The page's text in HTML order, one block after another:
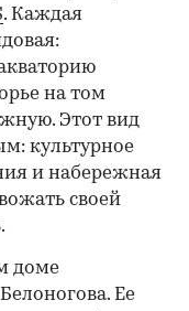
. Каждая
на том
Этот вид
культурное
и набережная
своей
доме
Ее